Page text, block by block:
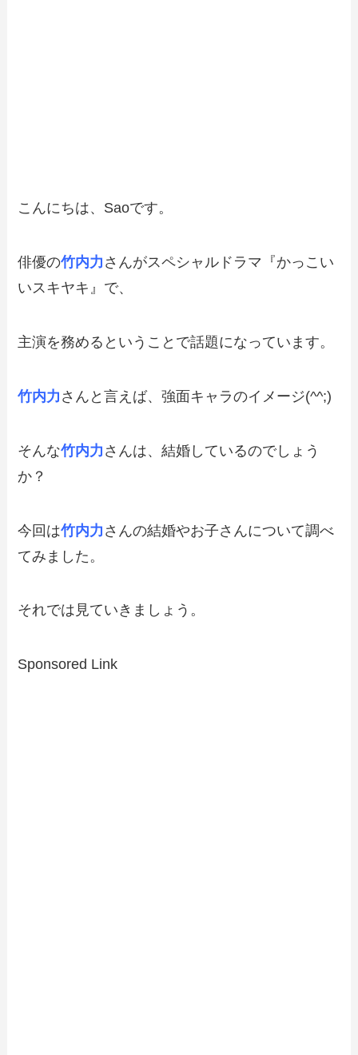
こんにちは、Saoです。
俳優の竹内力 さんがスペシャルドラマ『かっこい
いスキヤキ』で、
主演を務めるということで話題になっています。
竹内力 さんと言えば、強面キャラのイメージ(^^;)
そんな竹内力 さんは、結婚しているのでしょう
か？
今回は竹内力 さんの結婚やお子さんについて調べ
てみました。
それでは見ていきましょう。
Sponsored Link